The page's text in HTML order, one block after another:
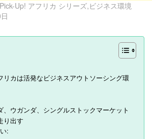
Pick-Up! アフリカ シリーズ,ビジネス環境
リカは活発なビジネスアウトソーシング環
、ウガンダ、シングルストックマーケット
り出す
: